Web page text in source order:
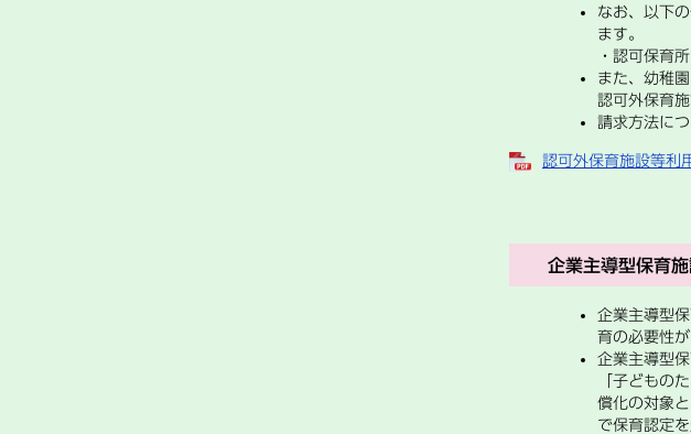
なお、以下
ます。
・認可保育
また、幼稚
認可外保育
請求方法につ
認可外保育施設等利
企業主導型保育
企業主導型
育の必要性
企業主導型
「子どもの
償化の対象
で保育認定